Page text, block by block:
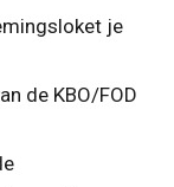
je
de KBO/FOD